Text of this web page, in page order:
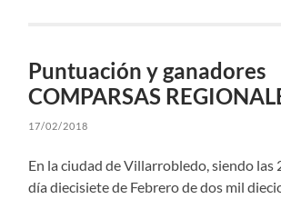
Puntuación y ganadores
COMPARSAS
17/02/2018
En la ciudad de Villarrobledo, siendo las
día diecisiete de Febrero de dos mil